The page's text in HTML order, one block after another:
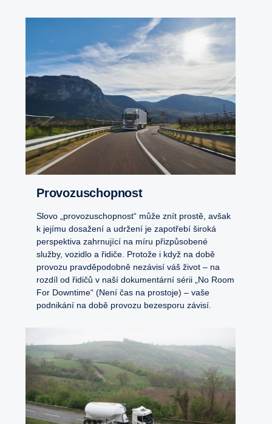
Provozuschopnost
Slovo „provozuschopnost“ může znít prostě, avšak
k jejímu dosažení a udržení je zapotřebí široká
perspektiva zahrnující na míru přizpůsobené
služby, vozidlo a řidiče. Protože i když na době
provozu pravděpodobně nezávisí váš život – na
rozdíl od řidičů v naší dokumentární sérii „No Room
For Downtime“ (Není čas na prostoje) – vaše
podnikání na době provozu bezesporu závisí.